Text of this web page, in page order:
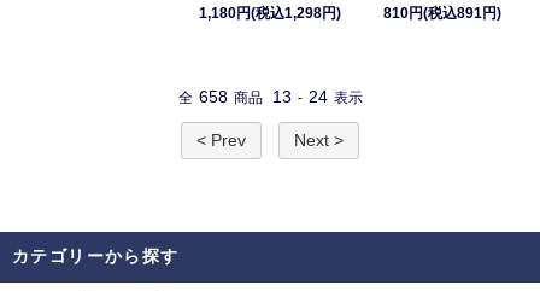
1,180円(税込1,298円)
810円(税込891円)
全 658 商品 13 - 24 表示
< Prev Next >
カテゴリーから探す